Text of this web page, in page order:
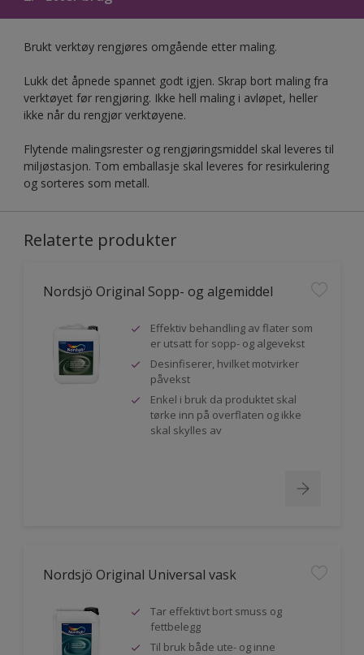
Brukt verktøy rengjøres omgående etter maling.
Lukk det åpnede spannet godt igjen. Skrap bort maling fra
verktøyet før rengjøring. Ikke hell maling i avløpet, heller
ikke når du rengjør verktøyene.
Flytende malingsrester og rengjøringsmiddel skal leveres til
miljøstasjon. Tom emballasje skal leveres for resirkulering
og sorteres som metall.
Relaterte produkter
Nordsjö Original Sopp- og algemiddel
Effektiv behandling av flater som
er utsatt for sopp- og algevekst
Desinfiserer, hvilket motvirker
påvekst
Enkel i bruk da produktet skal
tørke inn på overflaten og ikke
skal skylles av
Nordsjö Original Universal vask
Tar effektivt bort smuss og
fettbelegg
Til bruk både ute- og inne